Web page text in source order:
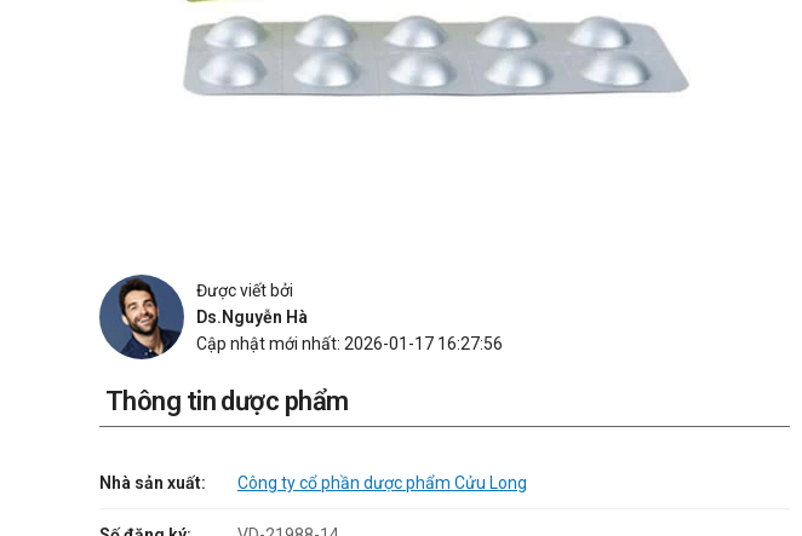
Được viết bởi
Ds.Nguyễn Hà
Cập nhật mới nhất: 2026-01-17 16:27:56
Thông tin dược phẩm
Nhà sản xuất: Công ty cổ phần dược phẩm Cửu Long